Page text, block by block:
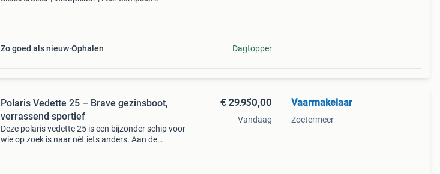
Zo goed als nieuw Ophalen Dagtopper
Polaris Vedette 25 – Brave gezinsboot,
verrassend sportief
Deze polaris vedette 25 is een bijzonder schip voor
wie op zoek is naar nét iets anders. Aan de
€ 29.950,00
Vandaag
Vaarmakelaar
Zoetermeer